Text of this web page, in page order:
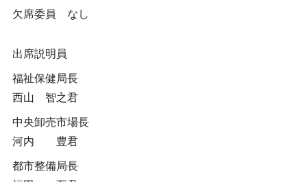
欠席委員 なし
出席説明員
福祉保健局長
西山 智之君
中央卸売市場長
河内 豊君
都市整備局長